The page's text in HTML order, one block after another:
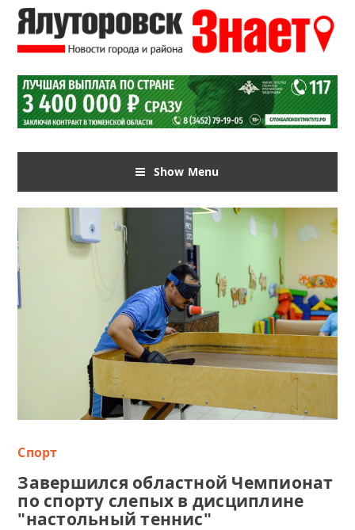
Show Menu
Спорт
Завершился областной Чемпионат
по спорту слепых в дисциплине
"настольный теннис"